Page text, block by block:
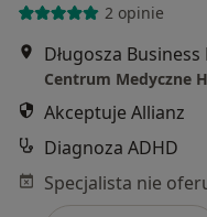
2 opinie
Centrum Medyczne
Akceptuje Allianz
Diagnoza ADHD